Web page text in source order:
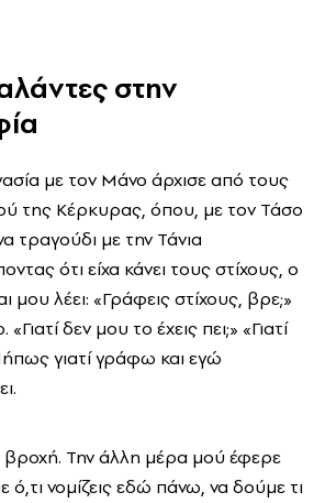
στην
με τον Μάνο άρχισε από τους
της Κέρκυρας, όπου, με τον Τάσο
τραγούδι με την Τάνια
ότι είχα κάνει τους στίχους, ο
μου λέει: «Γράφεις στίχους, βρε;»
δεν μου το έχεις πει;» «Γιατί
γιατί γράφω και εγώ
Την άλλη μέρα μού έφερε
ό,τι νομίζεις εδώ πάνω, να δούμε τι